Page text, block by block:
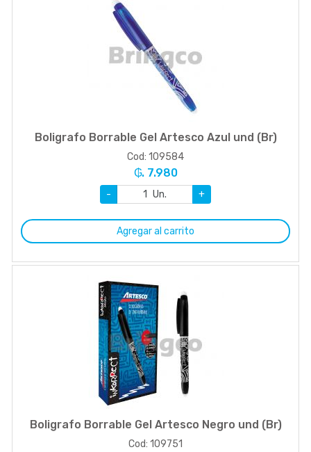
Boligrafo Borrable Gel Artesco Azul und (Br)
Cod: 109584
₲. 7.980
- Un. +
Agregar al carrito
Boligrafo Borrable Gel Artesco Negro und (Br)
Cod: 109751